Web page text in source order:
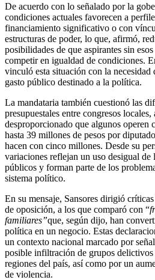
De acuerdo con lo señalado por la
condiciones actuales favorecen a
financiamiento significativo o con
estructuras de poder, lo que, afirmó,
posibilidades de que aspirantes sin
competir en igualdad de condiciones.
vinculó esta situación con la necesidad
gasto público destinado a la política.
La mandataria también cuestionó las
presupuestales entre congresos
desproporcionado que algunos operen
hasta 39 millones de pesos por
hacen con cinco millones. Desde su
variaciones reflejan un uso desigual de
públicos y forman parte de los
sistema político.
En su mensaje, Sansores dirigió
de oposición, a los que comparó con “
familiares”que, según dijo, han
política en un negocio. Estas
un contexto nacional marcado por
posible infiltración de grupos delictivos
regiones del país, así como por un
de violencia.